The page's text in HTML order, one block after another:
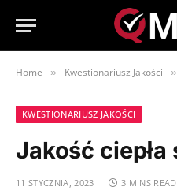
Home » Kwestionariusz Jakości »
KWESTIONARIUSZ JAKOŚCI
Jakość
11 STYCZNIA, 2023 3 MINS READ